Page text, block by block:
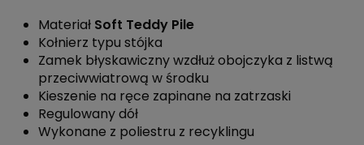
Materiał Soft Teddy Pile
Kołnierz typu stójka
Zamek błyskawiczny wzdłuż obojczyka z listwą
przeciwwiatrową w środku
Kieszenie na ręce zapinane na zatrzaski
Regulowany dół
Wykonane z poliestru z recyklingu